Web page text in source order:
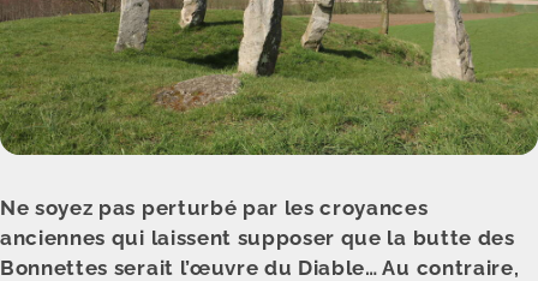
Ne soyez pas perturbé par les croyances
anciennes qui laissent supposer que la butte des
Bonnettes serait l’œuvre du Diable… Au contraire,